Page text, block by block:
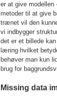
er at give modellen
metoder til at give
trænet vil den
vi indbygger
det er et billede
læring hvilket
behøver man kun
brug for
Missing data